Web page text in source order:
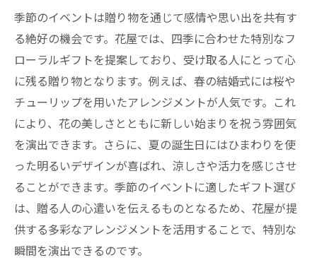
季節のイベントは贈り物を通じて感情や思い出を共有す
る絶好の機会です。花屋では、四季に合わせた特別なフ
ローラルギフトを提案しており、受け取る人にとって心
に残る贈り物となります。例えば、春の結婚式には桜や
チューリップを用いたアレンジメントが人気です。これ
により、花の美しさとともに新しい始まりを祝う雰囲気
を演出できます。さらに、夏の誕生日にはひまわりを使
った明るいデザインが喜ばれ、涼しさや活力を感じさせ
ることができます。季節のイベントに適したギフト選び
は、贈る人の心遣いを伝えるものとなるため、花屋が提
供する多彩なアレンジメントを活用することで、特別な
瞬間を演出できるのです。